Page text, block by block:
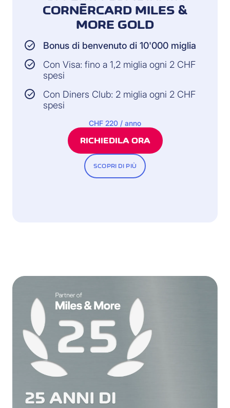
CORNÈRCARD MILES &
MORE GOLD
Bonus di benvenuto di 10'000 miglia
Con Visa: fino a 1,2 miglia ogni 2 CHF
spesi
Con Diners Club: 2 miglia ogni 2 CHF
spesi
CHF 220 / anno
RICHIEDILA ORA
SCOPRI DI PIÙ